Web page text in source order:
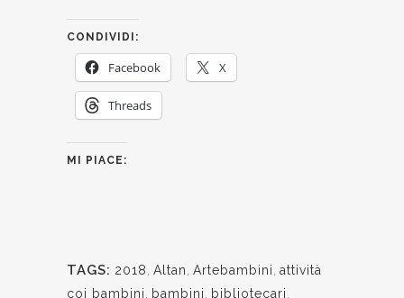
CONDIVIDI:
Facebook X
Threads
MI PIACE:
TAGS: 2018 Altan Artebambini attività
coi bambini
bambini bibliotecari